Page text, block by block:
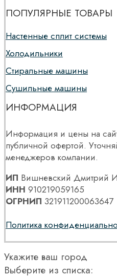
ПОПУЛЯРНЫЕ ТОВАРЫ
Настенные сплит системы
Холодильники
Стиральные машины
Сушильные машины
ИНФОРМАЦИЯ
Информация и цены на
публичной офертой.
менеджеров компании.
ИП Вишневский Дмитрий
ИНН 910219059165
ОГРНИП 321911200063647
Политика
Укажите ваш город
Выберите из списка: